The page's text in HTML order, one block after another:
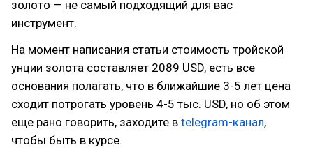
золото — не самый подходящий для вас
инструмент.
На момент написания статьи стоимость тройской
унции золота составляет 2089 USD, есть все
основания полагать, что в ближайшие 3-5 лет цена
сходит потрогать уровень 4-5 тыс. USD, но об этом
еще рано говорить, заходите в telegram-канал,
чтобы быть в курсе.